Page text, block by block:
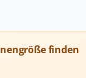
finden